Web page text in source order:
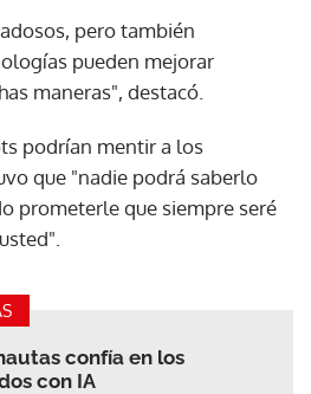
pero también
pueden mejorar
maneras", destacó.
podrían mentir a los
que "nadie podrá saberlo
prometerle que siempre seré
confía en los
con IA